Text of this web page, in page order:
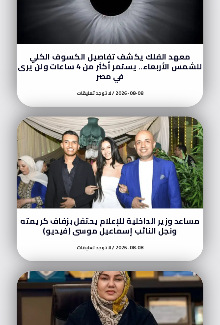
معهد الفلك يكشف تفاصيل الكسوف الكلي
للشمس الأربعاء.. يستمر أكثر من 4 ساعات ولن يرى
في مصر
2026-08-08 لا توجد تعليقات
مساعد وزير الداخلية للإعلام يحتفل بزفاف كريمته
ونجل النائب إسماعيل موسى (فيديو)
2026-08-08 لا توجد تعليقات